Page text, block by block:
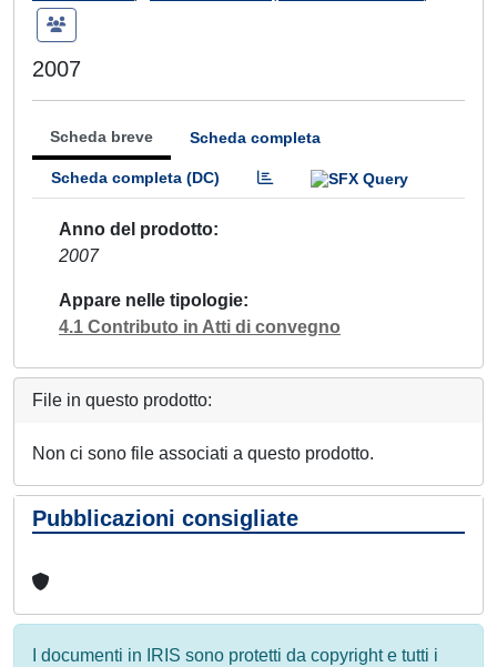
2007
Scheda breve Scheda completa
Scheda completa (DC)
Anno del prodotto
2007
Appare nelle tipologie
4.1 Contributo in Atti di convegno
File in questo prodotto:
Non ci sono file associati a questo prodotto.
Pubblicazioni consigliate
I documenti in IRIS sono protetti da copyright e tutti i